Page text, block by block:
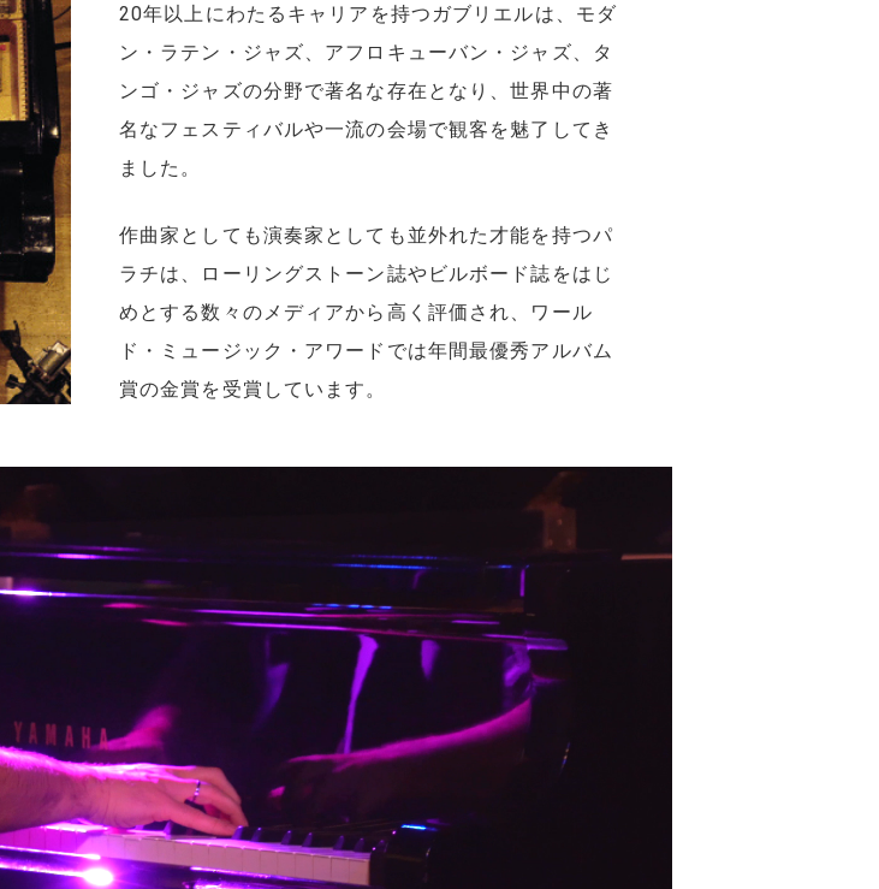
20年以上にわたるキャリアを持つガブリエルは、モダ
ン・ラテン・ジャズ、アフロキューバン・ジャズ、タ
ンゴ・ジャズの分野で著名な存在となり、世界中の著
名なフェスティバルや一流の会場で観客を魅了してき
ました。
作曲家としても演奏家としても並外れた才能を持つパ
ラチは、ローリングストーン誌やビルボード誌をはじ
めとする数々のメディアから高く評価され、ワー​​ル
ド・ミュージック・アワードでは年間最優秀アルバム
賞の金賞を受賞しています。